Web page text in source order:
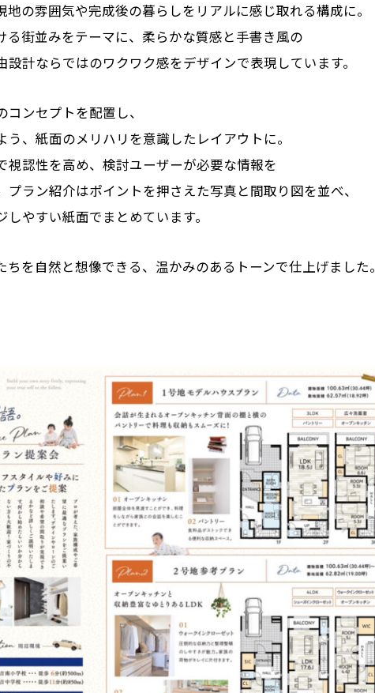
の雰囲気や完成後の暮らしをリアルに感じ取れる構成に。
る街並みをテーマに、柔らかな質感と手書き風の
計ならではのワクワク感をデザインで表現しています。
ンセプトを配置し、
、紙面のメリハリを意識したレイアウトに。
視認性を高め、検討ユーザーが必要な情報を
ラン紹介はポイントを押さえた写真と間取り図を並べ、
やすい紙面でまとめています。
を自然と想像できる、温かみのあるトーンで仕上げました。